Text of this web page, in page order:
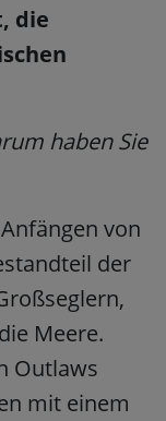
die
haben Sie
von
der
Meere.
Outlaws
mit einem